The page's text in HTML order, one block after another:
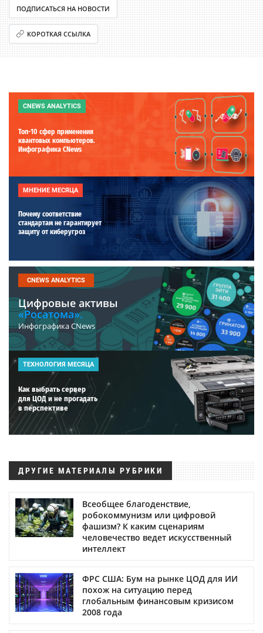
ПОДПИСАТЬСЯ НА НОВОСТИ
КОРОТКАЯ ССЫЛКА
CNEWS ANALYTICS
Топ-10 сфер применения
квантовых компьютеров.
Инфографика CNews
МНЕНИЕ МЕСЯЦА
Почему соответствие
стандартам не гарантирует
защиту от киберугроз
CNEWS ANALYTICS
Цифровые активы
«Росатома».
Инфографика CNews
ТЕХНОЛОГИЯ МЕСЯЦА
Как выбрать сервер
для ЦОД и не прогадать
в перспективе
ДРУГИЕ МАТЕРИАЛЫ РУБРИКИ
Всеобщее благоденствие,
робокоммунизм или цифровой
фашизм? К каким сценариям
человечество ведет искусственный
интеллект
ФРС США: Бум на рынке ЦОД для ИИ
похож на ситуацию перед
глобальным финансовым кризисом
2008 года